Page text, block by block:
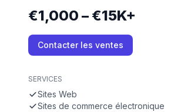
€1,000 – €15K+
Contacter les ventes
SERVICES
Sites Web
Sites de commerce électronique